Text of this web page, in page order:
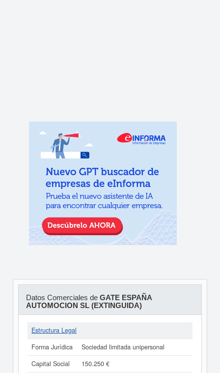
Datos Comerciales de GATE ESPAÑA
AUTOMOCION SL (EXTINGUIDA)
Estructura Legal
Forma Jurídica
Sociedad limitada unipersonal
Capital Social
150.250 €